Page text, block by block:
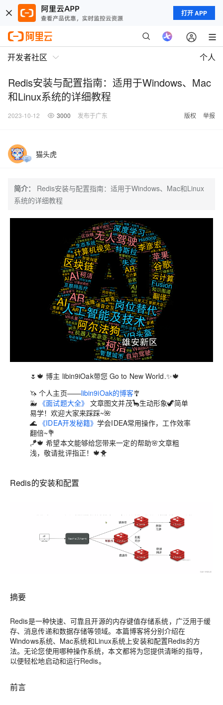
打开 APP
开发者社区 个人
Redis安装与配置指南：适用于Windows、Mac
和Linux系统的详细教程
2023-10-12 3000 发布于广东 版权 举报
猫头虎
简介：
Redis安装与配置指南：适用于Windows、Mac和Linux
系统的详细教程
🌷🍁博主 libin9iOak带您 Go to New World.✨🍁
🦄个人主页——libin9iOak的博客🎐
🐳 《面试题大全》 文章图文并茂🦕生动形象🦖简单
易学！欢迎大家来踩踩~🌺
🌊 《IDEA开发秘籍》学会IDEA常用操作，工作效率
翻倍~💐
🪁🍁 希望本文能够给您带来一定的帮助🌸文章粗
浅，敬请批评指正！🍁🐥
Redis的安装和配置
摘要
Redis是一种快速、可靠且开源的内存键值存储系统，广泛用于缓
存、消息传递和数据存储等领域。本篇博客将分别介绍在
Windows系统、Mac系统和Linux系统上安装和配置Redis的方
法。无论您使用哪种操作系统，本文都将为您提供清晰的指导，
以便轻松地启动和运行Redis。
前言